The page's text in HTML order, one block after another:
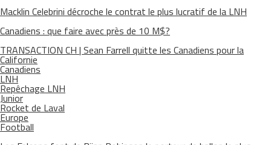
Macklin Celebrini décroche le contrat le plus lucratif de la LNH
Canadiens : que faire avec près de 10 M$?
TRANSACTION CH | Sean Farrell quitte les Canadiens pour la
Californie
Canadiens
LNH
Repêchage LNH
Junior
Rocket de Laval
Europe
Football